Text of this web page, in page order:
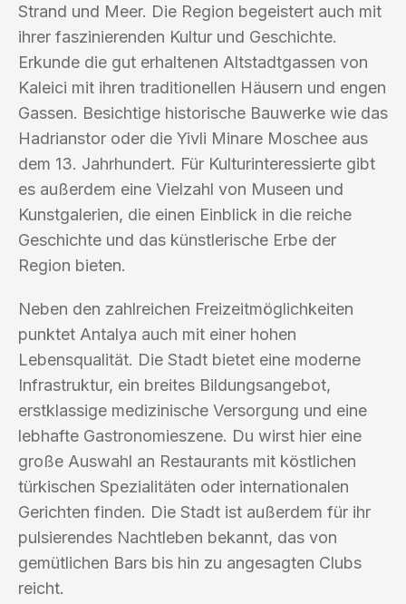
Strand und Meer. Die Region begeistert auch mit
ihrer faszinierenden Kultur und Geschichte.
Erkunde die gut erhaltenen Altstadtgassen von
Kaleici mit ihren traditionellen Häusern und engen
Gassen. Besichtige historische Bauwerke wie das
Hadrianstor oder die Yivli Minare Moschee aus
dem 13. Jahrhundert. Für Kulturinteressierte gibt
es außerdem eine Vielzahl von Museen und
Kunstgalerien, die einen Einblick in die reiche
Geschichte und das künstlerische Erbe der
Region bieten.
Neben den zahlreichen Freizeitmöglichkeiten
punktet Antalya auch mit einer hohen
Lebensqualität. Die Stadt bietet eine moderne
Infrastruktur, ein breites Bildungsangebot,
erstklassige medizinische Versorgung und eine
lebhafte Gastronomieszene. Du wirst hier eine
große Auswahl an Restaurants mit köstlichen
türkischen Spezialitäten oder internationalen
Gerichten finden. Die Stadt ist außerdem für ihr
pulsierendes Nachtleben bekannt, das von
gemütlichen Bars bis hin zu angesagten Clubs
reicht.